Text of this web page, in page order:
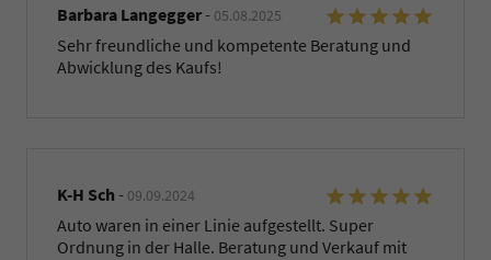
Barbara Langegger- 05.08.2025
Sehr freundliche und kompetente Beratung und
Abwicklung des Kaufs!
K-H Sch - 09.09.2024
Auto waren in einer Linie aufgestellt. Super
Ordnung in der Halle. Beratung und Verkauf mit